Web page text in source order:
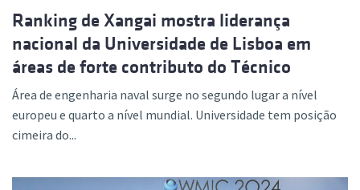
Ranking de Xangai mostra liderança
nacional da Universidade de Lisboa em
áreas de forte contributo do Técnico
Área de engenharia naval surge no segundo lugar a nível
europeu e quarto a nível mundial. Universidade tem posição
cimeira do...